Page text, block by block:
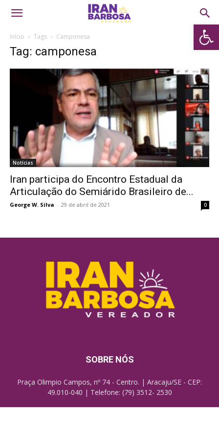
Abrir
Início Tags Camponesa
Tag: camponesa
Notícias
Iran participa do Encontro Estadual da
Articulação do Semiárido Brasileiro de...
George W. Silva - 29 de abril de 2021 0
SOBRE NÓS
Praça Olimpio Campos, nº 74 - Centro. | Aracaju/SE - CEP:
49.010-040 | Telefone: (79) 3512- 2530